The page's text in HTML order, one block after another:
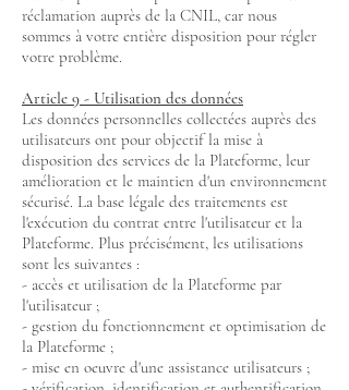
réclamation auprès de la CNIL, car nous
sommes à votre entière disposition pour régler
votre problème.
Article 9 - Utilisation des données
Les données personnelles collectées auprès des
utilisateurs ont pour objectif la mise à
disposition des services de la Plateforme, leur
amélioration et le maintien d'un environnement
sécurisé. La base légale des traitements est
l'exécution du contrat entre l'utilisateur et la
Plateforme. Plus précisément, les utilisations
sont les suivantes :
- accès et utilisation de la Plateforme par
l'utilisateur ;
- gestion du fonctionnement et optimisation de
la Plateforme ;
- mise en oeuvre d'une assistance utilisateurs ;